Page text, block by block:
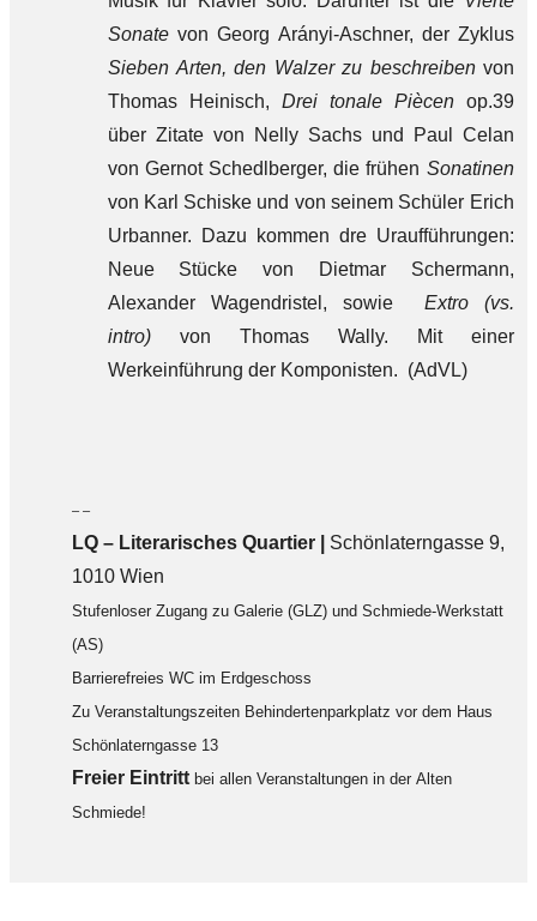
Sonatevon Georg Arányi-Aschner, der Zyklus
Sieben Arten, den Walzer zu beschreibenvon
Thomas Heinisch, Drei tonale Piècenop.39
über Zitate von Nelly Sachs und Paul Celan
von Gernot Schedlberger, die frühen Sonatinen
von Karl Schiske und von seinem Schüler Erich
Urbanner. Dazu kommen dre Uraufführungen:
Neue Stücke von Dietmar Schermann,
Alexander Wagendristel, sowie Extro (vs.
intro)von Thomas Wally. Mit einer
Werkeinführung der Komponisten. (AdVL)
– –
LQ –Literarisches Quartier | Schönlaterngasse 9,
1010 Wien
Stufenloser Zugang zu Galerie (GLZ) und Schmiede-Werkstatt
(AS)
Barrierefreies WC im Erdgeschoss
Zu Veranstaltungszeiten Behindertenparkplatz vor dem Haus
Schönlaterngasse 13
Freier Eintritt bei allen Veranstaltungen in der Alten
Schmiede!